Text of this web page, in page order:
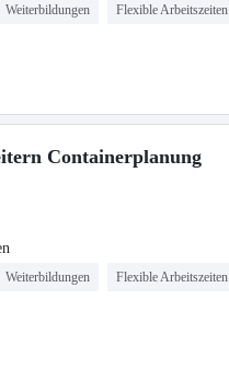
Weiterbildungen Flexible Arbeitszeiten
Containerplanung
Weiterbildungen Flexible Arbeitszeiten